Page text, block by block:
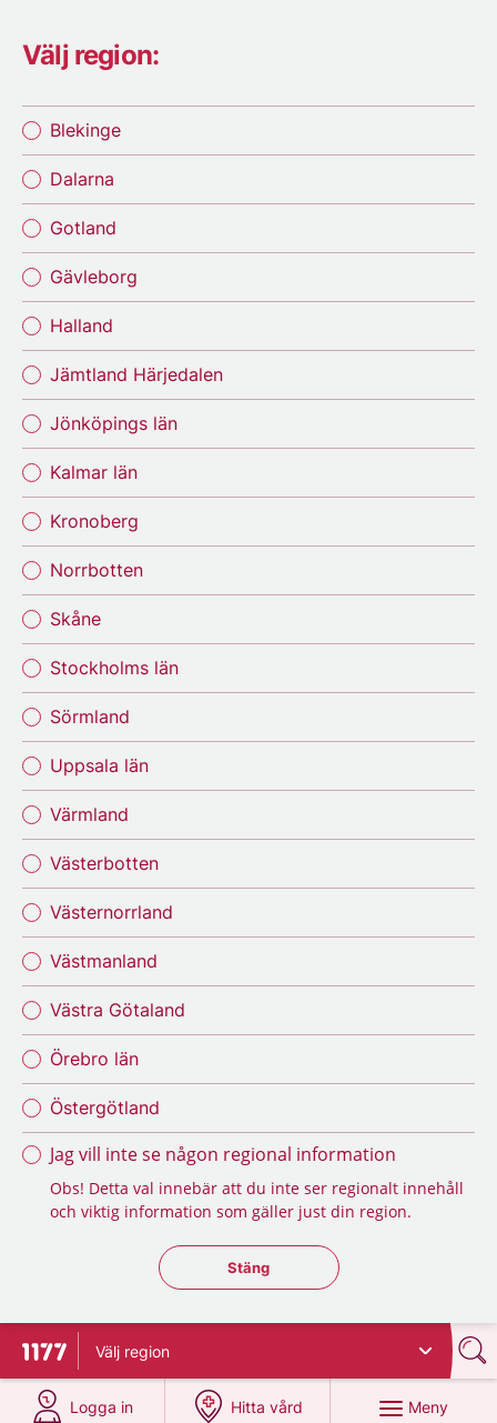
Välj region:
Blekinge
Dalarna
Gotland
Gävleborg
Halland
Jämtland Härjedalen
Jönköpings län
Kalmar län
Kronoberg
Norrbotten
Skåne
Stockholms län
Sörmland
Uppsala län
Värmland
Västerbotten
Västernorrland
Västmanland
Västra Götaland
Örebro län
Östergötland
Jag vill inte se någon regional information
Obs! Detta val innebär att du inte ser regionalt innehåll
och viktig information som gäller just din region.
Stäng regionsväljaren
Stäng
Till startsidan för 1177
Välj region
Logga in
på 1177.se
Hitta vård
på 1177.se
Meny